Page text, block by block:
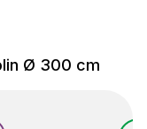
Ø 300 cm